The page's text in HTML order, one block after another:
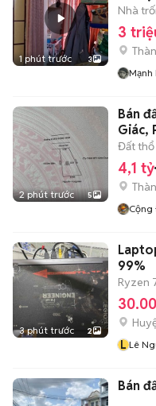
1 phút trước 3
Nhà
3
Mạnh
2 phút trước 5
Bán
Giác,
Đất thổ
4,1 tỷ
Cộng
3 phút trước 2
99%
Ryzen
L Lê
Bán